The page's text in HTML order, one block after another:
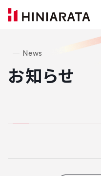
News
お知らせ